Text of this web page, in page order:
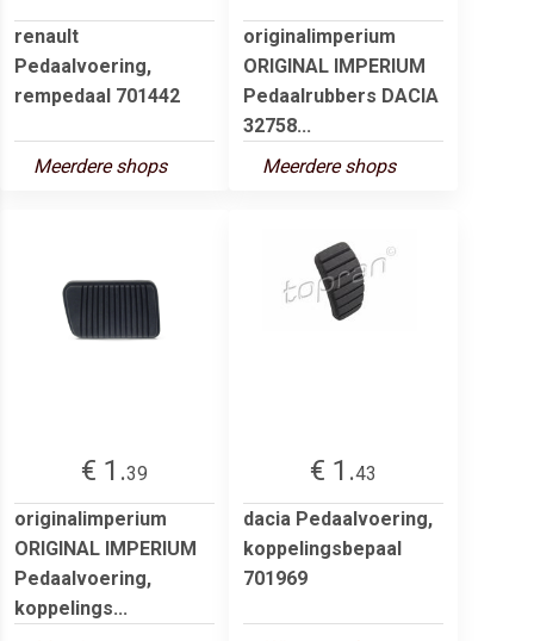
renault
Pedaalvoering,
rempedaal 701442
Meerdere shops
originalimperium
ORIGINAL IMPERIUM
Pedaalrubbers DACIA
32758...
Meerdere shops
€ 1.39
originalimperium
ORIGINAL IMPERIUM
Pedaalvoering,
koppelings...
€ 1.43
dacia Pedaalvoering,
koppelingsbepaal
701969